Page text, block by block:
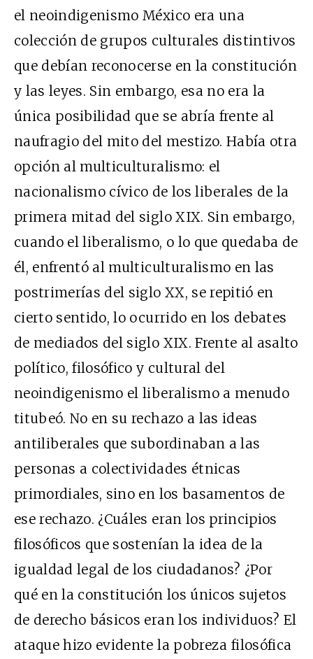
el neoindigenismo México era una
colección de grupos culturales distintivos
que debían reconocerse en la constitución
y las leyes. Sin embargo, esa no era la
única posibilidad que se abría frente al
naufragio del mito del mestizo. Había otra
opción al multiculturalismo: el
nacionalismo cívico de los liberales de la
primera mitad del sigloXIX. Sin embargo,
cuando el liberalismo, o lo que quedaba de
él, enfrentó al multiculturalismo en las
postrimerías del siglo XX, se repitió en
cierto sentido, lo ocurrido en los debates
de mediados del siglo XIX. Frente al asalto
político, filosófico y cultural del
neoindigenismo el liberalismo a menudo
titubeó. No en su rechazo a las ideas
antiliberales que subordinaban a las
personas a colectividades étnicas
primordiales, sino en los basamentos de
ese rechazo. ¿Cuáles eran los principios
filosóficos que sostenían la idea de la
igualdad legal de los ciudadanos? ¿Por
qué en la constitución los únicos sujetos
de derecho básicos eran los individuos? El
ataque hizo evidente la pobreza filosófica